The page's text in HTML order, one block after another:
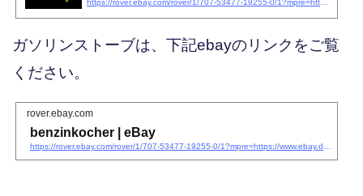
https://rover.ebay.com/rover/1/707-53477-19255-0/1?mpre=https://www.ebay.de/sch/i.html?_from=R40&#038;_trksid=p2380057.m570.l1313&#038;_nkw=enderz+kocher&#038;_sacat=0&#038;campid=5337771980&#038;toolid=10001&#038;customid=
ガソリンストーブは、下記ebayのリンクをご覧
ください。
rover.ebay.com
benzinkocher | eBay
https://rover.ebay.com/rover/1/707-53477-19255-0/1?mpre=https://www.ebay.de/sch/i.html?_nkw=benzinkocher&#038;_sop=12&#038;campid=5337771980&#038;toolid=10001&#038;customid=